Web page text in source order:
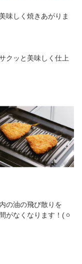
味しく焼きあがりま
クッと美味しく仕上
の油の飛び散りを
がなくなります！(ㆁ